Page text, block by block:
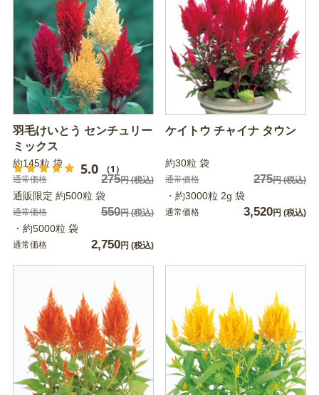
羽毛けいとう センチュリー
ミックス
5.0 （1）
約145粒 袋
通常価格 275円(税込)
通販限定 約500粒 袋
通常価格 550円(税込)
・約5000粒 袋
通常価格 2,750円 (税込)
ケイトウ チャイナ タウン
約30粒 袋
通常価格 275円(税込)
・約3000粒 2g 袋
通常価格 3,520円 (税込)